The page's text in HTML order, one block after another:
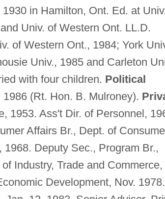
1930 in Hamilton, Ont. Ed. at Univ.
Univ. of Western Ont. LL.D.
of Western Ont., 1984; York
Univ., 1985 and Carleton
with four children. Political
(Rt. Hon. B. Mulroney).
1953. Ass't Dir. of Personnel,
Affairs Br., Dept. of
Deputy Sec., Program Br.,
Industry, Trade and Commerce,
Development, Nov. 1978.